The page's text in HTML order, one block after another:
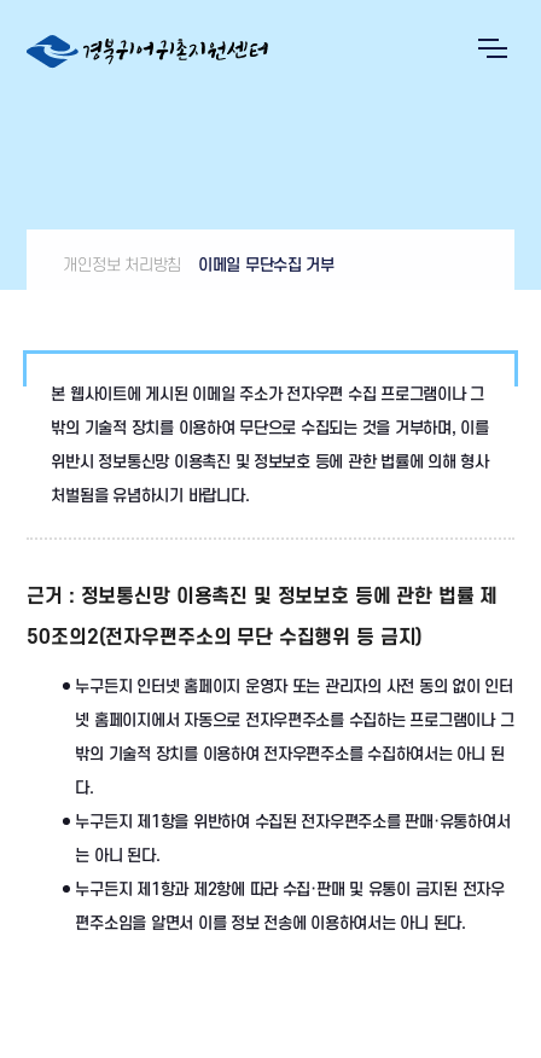
개인정보 처리방침 이메일 무단수집 거부
본 웹사이트에 게시된 이메일 주소가 전자우편 수집 프로그램이나 그
밖의 기술적 장치를 이용하여 무단으로 수집되는 것을 거부하며, 이를
위반시 정보통신망 이용촉진 및 정보보호 등에 관한 법률에 의해 형사
처벌됨을 유념하시기 바랍니다.
근거 : 정보통신망 이용촉진 및 정보보호 등에 관한 법률 제
50조의2(전자우편주소의 무단 수집행위 등 금지)
누구든지 인터넷 홈페이지 운영자 또는 관리자의 사전 동의 없이 인터
넷 홈페이지에서 자동으로 전자우편주소를 수집하는 프로그램이나 그
밖의 기술적 장치를 이용하여 전자우편주소를 수집하여서는 아니 된
다.
누구든지 제1항을 위반하여 수집된 전자우편주소를 판매·유통하여서
는 아니 된다.
누구든지 제1항과 제2항에 따라 수집·판매 및 유통이 금지된 전자우
편주소임을 알면서 이를 정보 전송에 이용하여서는 아니 된다.